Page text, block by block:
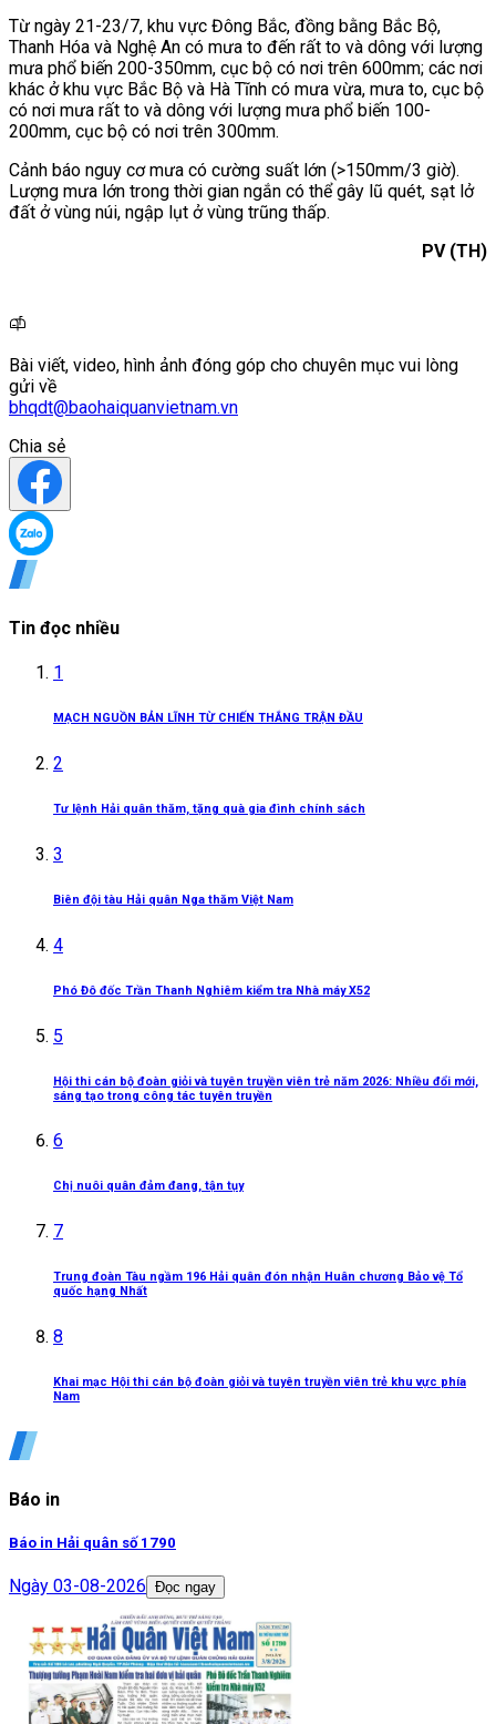
Từ ngày 21-23/7, khu vực Đông Bắc, đồng bằng Bắc Bộ,
Thanh Hóa và Nghệ An có mưa to đến rất to và dông với lượng
mưa phổ biến 200-350mm, cục bộ có nơi trên 600mm; các nơi
khác ở khu vực Bắc Bộ và Hà Tĩnh có mưa vừa, mưa to, cục bộ
có nơi mưa rất to và dông với lượng mưa phổ biến 100-
200mm, cục bộ có nơi trên 300mm.
Cảnh báo nguy cơ mưa có cường suất lớn (>150mm/3 giờ).
Lượng mưa lớn trong thời gian ngắn có thể gây lũ quét, sạt lở
đất ở vùng núi, ngập lụt ở vùng trũng thấp.
PV (TH)
Bài viết, video, hình ảnh đóng góp cho chuyên mục vui lòng
gửi về
bhqdt@baohaiquanvietnam.vn
Chia sẻ
Tin đọc nhiều
1
MẠCH NGUỒN BẢN LĨNH TỪ CHIẾN THẮNG TRẬN ĐẦU
2
Tư lệnh Hải quân thăm, tặng quà gia đình chính sách
3
Biên đội tàu Hải quân Nga thăm Việt Nam
4
Phó Đô đốc Trần Thanh Nghiêm kiểm tra Nhà máy X52
5
Hội thi cán bộ đoàn giỏi và tuyên truyền viên trẻ năm 2026: Nhiều đổi mới,
sáng tạo trong công tác tuyên truyền
6
Chị nuôi quân đảm đang, tận tụy
7
Trung đoàn Tàu ngầm 196 Hải quân đón nhận Huân chương Bảo vệ Tổ
quốc hạng Nhất
8
Khai mạc Hội thi cán bộ đoàn giỏi và tuyên truyền viên trẻ khu vực phía
Nam
Báo in
Báo in Hải quân số 1790
Ngày 03-08-2026 Đọc ngay